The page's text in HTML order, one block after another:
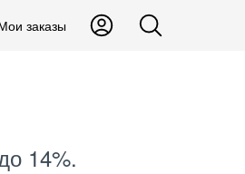
заказы
14%.